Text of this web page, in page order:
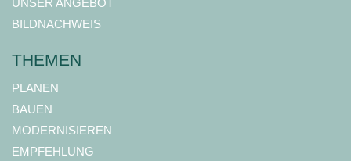
UNSER ANGEBOT
BILDNACHWEIS
THEMEN
PLANEN
BAUEN
MODERNISIEREN
EMPFEHLUNG